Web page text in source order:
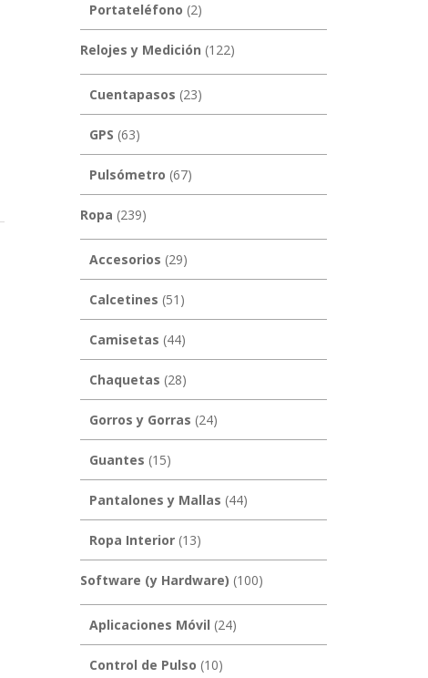
Portateléfono (2)
Relojes y Medición (122)
Cuentapasos (23)
GPS (63)
Pulsómetro (67)
Ropa (239)
Accesorios (29)
Calcetines (51)
Camisetas (44)
Chaquetas (28)
Gorros y Gorras (24)
Guantes (15)
Pantalones y Mallas (44)
Ropa Interior(13)
Software (y Hardware) (100)
Aplicaciones Móvil (24)
Control de Pulso (10)